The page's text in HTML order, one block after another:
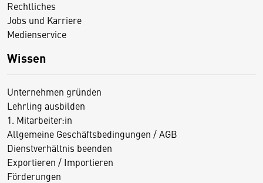
Rechtliches
Jobs und Karriere
Medienservice
Wissen
Unternehmen gründen
Lehrling ausbilden
1. Mitarbeiter:in
Allgemeine Geschäftsbedingungen / AGB
Dienstverhältnis beenden
Exportieren / Importieren
Förderungen